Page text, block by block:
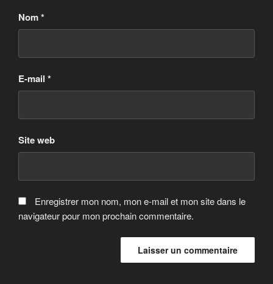
Nom*
E-mail *
Site web
Enregistrer mon nom, mon e-mail et mon site dans le
navigateur pour mon prochain commentaire.